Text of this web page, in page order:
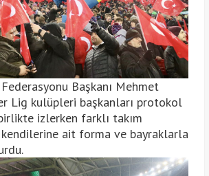
Başkanı Mehmet
Lig kulüpleri başkanları protokol
izlerken farklı takım
ait forma ve bayraklarla